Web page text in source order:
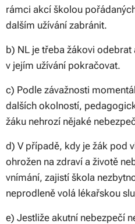
rámci akcí školou
dalším užívání zabránit.
b) NL je třeba žákovi
v jejím užívání pokračovat.
c) Podle závažnosti
dalších okolností,
žáku nehrozí nějaké
d) V případě, kdy je žák pod
ohrožen na zdraví a životě
vnímání, zajistí škola
neprodleně volá lékařskou
e) Jestliže akutní nebezpečí